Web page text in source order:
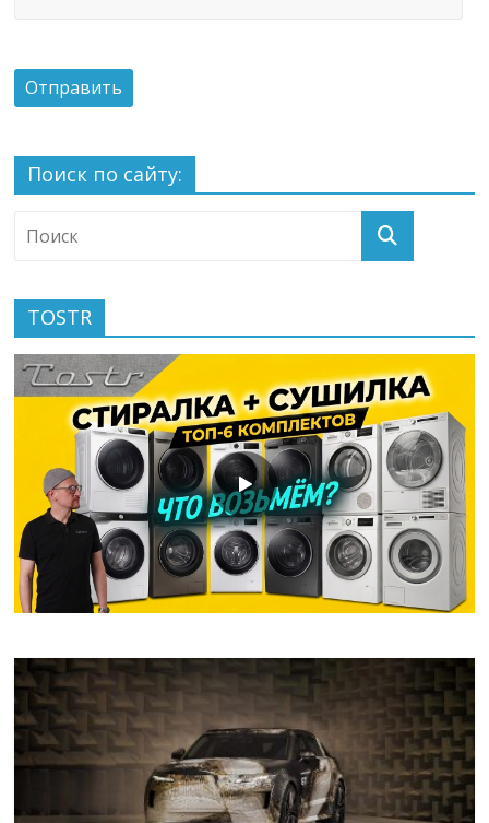
Поиск по сайту:
TOSTR